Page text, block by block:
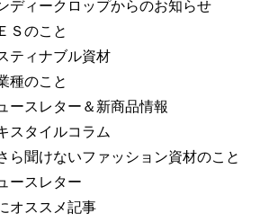
ディークロップからのお知らせ
Ｓのこと
ティナブル資材
種のこと
ースレター＆新商品情報
スタイルコラム
ら聞けないファッション資材のこと
ースレター
オススメ記事